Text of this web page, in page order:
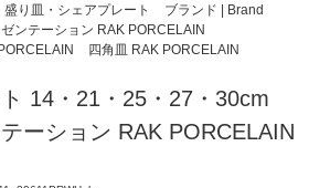
り皿・シェアプレート
ブランド | Brand
ンテーション RAK PORCELAIN
四角皿 RAK PORCELAIN
14・21・25・27・30cm
テーション RAK PORCELAIN